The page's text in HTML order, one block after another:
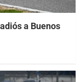
a Buenos